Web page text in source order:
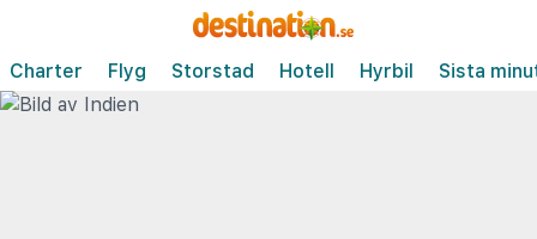
Charter Flyg Storstad Hotell Hyrbil Sista